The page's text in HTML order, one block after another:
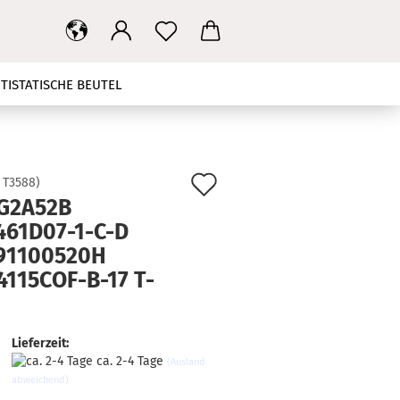
BEUTEL
T3588)
1-C-D
B-17 T-
Lieferzeit:
ca. 2-4 Tage (Ausland
abweichend)